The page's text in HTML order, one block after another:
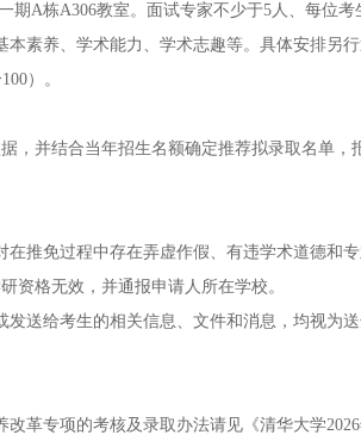
A栋A306教室。面试专家不少于5人、每位考
素养、学术能力、学术志趣等。具体安排另行
）。
，并结合当年招生名额确定推荐拟录取名单，
推免过程中存在弄虚作假、有违学术道德和专
资格无效，并通报申请人所在学校。
送给考生的相关信息、文件和消息，均视为
革专项的考核及录取办法请见《清华大学